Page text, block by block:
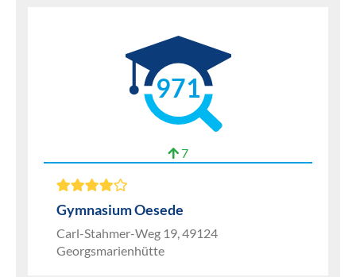
971
7
Gymnasium Oesede
Carl-Stahmer-Weg 19, 49124
Georgsmarienhütte